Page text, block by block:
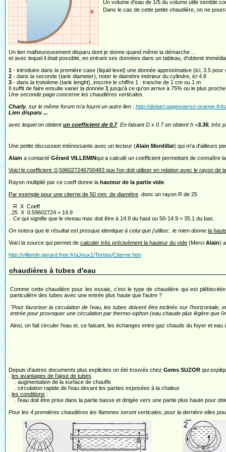
Un volume d'eau de 1/5 du volume utile semble
Dans le cas de cette petite chaudière, on ne
Un lien malheureusement disparu dont je donne quand même la démarche ...
et avec lequel il était possible, en entrant ses données dans un tableau, d'obtenir
1 - introduire dans la première case (liquid level) une donnée approximative (ici, 3.5 pour
2 - dans la seconde (tank diameter), noter le diamètre intérieur du cylindre, ici 4.8
3 - dans la troisième (tank lenght), inscrire le chiffre 1 : tranche de 1 cm ou 1 m
Il suffit de faire ensuite varier la donnée 1 jusqu'à ce qu'on arrive à 75% ou le plus
Une seconde page concerne les chaudières verticales.
Charly, sur le même forum m'a fourni un autre lien : http://debart.pagesperso-orange.fr/
Lien disparu ...
avec lequel on obtientun coefficient de 0.7. En faisant D x 0.7 on obtient h =3.36 , très
Une petite discussion intéressante avec un lecteur (Alain Mordillat) qui m'a d'ailleurs
Alain a contacté Gérard VILLEMINqui a calculé un coefficient permettant de connaître
Voici le coefficient :0,596027246700483 que l'on doit utiliser en relation avec le rayon de
Rayon multiplié par ce coeff donne la hauteur de la partie vide
Par exemple pour une citerne de 50 mm de diamètre . donc un rayon R de 25
. R X Coeff
. 25 X 0.59602724 = 14.9
. Ce qui signifie que le niveau max doit être à 14.9 du haut ou 50-14.9 = 35.1 du bas.
On notera que le résultat est presque identique à celui que j'utilise:. le mien donne la
Voici la source qui permet de calculer très précisément la hauteur du vide (Merci Alain)
http://villemin.gerard.free.fr/aJeux1/Temps/Citerne.htm
chaudières à tubes d'eau
Comme cette chaudière pour les essais, c'est le type de chaudière qui est
particulière des tubes avec une entrée plus haute que l'autre ?
"Pour favoriser la circulation de l'eau, les tubes doivent être inclinés sur l'horizontale,
entrée pour provoquer une circulation par thermo-siphon (eau chaude plus légère que
Ainsi, on fait circuler l'eau et, ce faisant, les échanges entre gaz chauds du foyer et eau
Depuis d'autres documents plus explicites on été trouvés chez Gems SUZOR qui
les avantages de l'ajout de tubes
. augmentation de la surface de chauffe
. circulation rapide de l'eau devant les parties exposées à la chaleur
les conditions :
. l'eau doit être prise dans la partie basse et dirigée vers une partie plus haute pour
Pour les 4 premières chaudières les flammes seront verticales, pour la dernière elles